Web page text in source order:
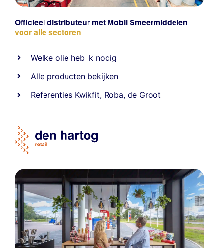
Officieel distributeur met Mobil Smeermiddelen
voor alle sectoren
Welke olie heb ik nodig
Alle producten bekijken
Referenties Kwikfit, Roba,de Groot